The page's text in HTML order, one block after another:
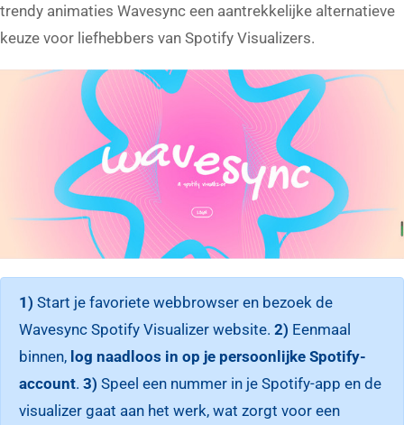
trendy animaties Wavesync een aantrekkelijke alternatieve
keuze voor liefhebbers van Spotify Visualizers.
1) Start je favoriete webbrowser en bezoek de
Wavesync Spotify Visualizer website. 2) Eenmaal
binnen, log naadloos in op je persoonlijke Spotify-
account. 3) Speel een nummer in je Spotify-app en de
visualizer gaat aan het werk, wat zorgt voor een